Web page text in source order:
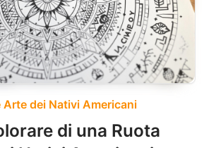
dei Nativi Americani
di una Ruota